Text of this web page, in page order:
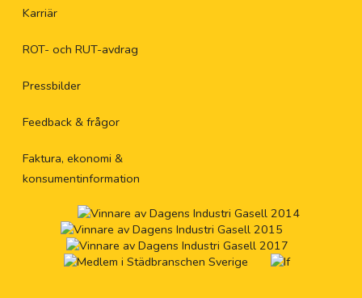
Karriär
ROT- och RUT-avdrag
Pressbilder
Feedback & frågor
Faktura, ekonomi &
konsumentinformation